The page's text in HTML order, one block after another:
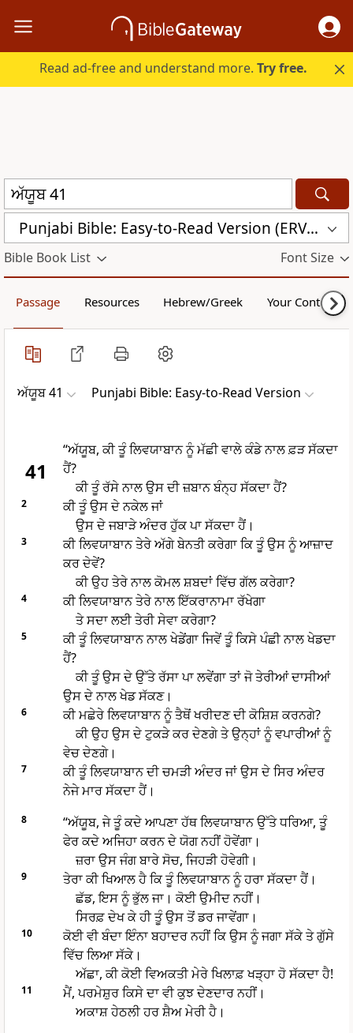
Read ad-free and understand more.Try free.
Punjabi Bible: Easy-to-Read Version (ERV-PA)
Bible Book List Font Size
Passage Resources Hebrew/Greek Your Content
ਅੱਯੂਬ 41 Punjabi Bible: Easy-to-Read Version
41
“ਅੱਯੂਬ, ਕੀ ਤੂੰ ਲਿਵਯਾਬਾਨ ਨੂੰ ਮੱਛੀ ਵਾਲੇ ਕੰਡੇ ਨਾਲ ਫ਼ੜ ਸੱਕਦਾ
ਹੈਂ?
ਕੀ ਤੂੰ ਰੱਸੇ ਨਾਲ ਉਸ ਦੀ ਜ਼ਬਾਨ ਬੰਨ੍ਹ ਸੱਕਦਾ ਹੈਂ?
2
ਕੀ ਤੂੰ ਉਸ ਦੇ ਨਕੇਲ ਜਾਂ
ਉਸ ਦੇ ਜਬਾੜੇ ਅੰਦਰ ਹੁੱਕ ਪਾ ਸੱਕਦਾ ਹੈਂ।
3
ਕੀ ਲਿਵਯਾਬਾਨ ਤੇਰੇ ਅੱਗੇ ਬੇਨਤੀ ਕਰੇਗਾ ਕਿ ਤੂੰ ਉਸ ਨੂੰ ਆਜ਼ਾਦ
ਕਰ ਦੇਵੇਂ?
ਕੀ ਉਹ ਤੇਰੇ ਨਾਲ ਕੋਮਲ ਸ਼ਬਦਾਂ ਵਿੱਚ ਗੱਲ ਕਰੇਗਾ?
4
ਕੀ ਲਿਵਯਾਬਾਨ ਤੇਰੇ ਨਾਲ ਇੱਕਰਾਨਾਮਾ ਰੱਖੇਗਾ
ਤੇ ਸਦਾ ਲਈ ਤੇਰੀ ਸੇਵਾ ਕਰੇਗਾ?
5
ਕੀ ਤੂੰ ਲਿਵਯਾਬਾਨ ਨਾਲ ਖੇਡੇਂਗਾ ਜਿਵੇਂ ਤੂੰ ਕਿਸੇ ਪੰਛੀ ਨਾਲ ਖੇਡਦਾ
ਹੈਂ?
ਕੀ ਤੂੰ ਉਸ ਦੇ ਉੱਤੇ ਰੱਸਾ ਪਾ ਲਵੇਂਗਾ ਤਾਂ ਜੋ ਤੇਰੀਆਂ ਦਾਸੀਆਂ
ਉਸ ਦੇ ਨਾਲ ਖੇਡ ਸੱਕਣ।
6
ਕੀ ਮਛੇਰੇ ਲਿਵਯਾਬਾਨ ਨੂੰ ਤੈਥੋਂ ਖਰੀਦਣ ਦੀ ਕੋਸ਼ਿਸ਼ ਕਰਨਗੇ?
ਕੀ ਉਹ ਉਸ ਦੇ ਟੁਕੜੇ ਕਰ ਦੇਣਗੇ ਤੇ ਉਨ੍ਹਾਂ ਨੂੰ ਵਪਾਰੀਆਂ ਨੂੰ
ਵੇਚ ਦੇਣਗੇ।
7
ਕੀ ਤੂੰ ਲਿਵਯਾਬਾਨ ਦੀ ਚਮੜੀ ਅੰਦਰ ਜਾਂ ਉਸ ਦੇ ਸਿਰ ਅੰਦਰ
ਨੇਜੇ ਮਾਰ ਸੱਕਦਾ ਹੈਂ।
8
“ਅੱਯੂਬ, ਜੇ ਤੂੰ ਕਦੇ ਆਪਣਾ ਹੱਥ ਲਿਵਯਾਬਾਨ ਉੱਤੇ ਧਰਿਆ, ਤੂੰ
ਫੇਰ ਕਦੇ ਅਜਿਹਾ ਕਰਨ ਦੇ ਯੋਗ ਨਹੀਂ ਹੋਵੇਂਗਾ।
ਜ਼ਰਾ ਉਸ ਜੰਗ ਬਾਰੇ ਸੋਚ, ਜਿਹੜੀ ਹੋਵੇਗੀ।
9
ਤੇਰਾ ਕੀ ਖਿਆਲ ਹੈ ਕਿ ਤੂੰ ਲਿਵਯਾਬਾਨ ਨੂੰ ਹਰਾ ਸੱਕਦਾ ਹੈਂ।
ਛੱਡ, ਇਸ ਨੂੰ ਭੁੱਲ ਜਾ। ਕੋਈ ਉਮੀਦ ਨਹੀਂ।
ਸਿਰਫ਼ ਦੇਖ ਕੇ ਹੀ ਤੂੰ ਉਸ ਤੋਂ ਡਰ ਜਾਵੇਂਗਾ।
10
ਕੋਈ ਵੀ ਬੰਦਾ ਇੰਨਾ ਬਹਾਦਰ ਨਹੀਂ ਕਿ ਉਸ ਨੂੰ ਜਗਾ ਸੱਕੇ ਤੇ ਗੁੱਸੇ
ਵਿੱਚ ਲਿਆ ਸੱਕੇ।
ਅੱਛਾ, ਕੀ ਕੋਈ ਵਿਅਕਤੀ ਮੇਰੇ ਖਿਲਾਫ਼ ਖੜ੍ਹਾ ਹੋ ਸੱਕਦਾ ਹੈ!
11
ਮੈਂ, ਪਰਮੇਸ਼ੁਰ ਕਿਸੇ ਦਾ ਵੀ ਕੁਝ ਦੇਣਦਾਰ ਨਹੀਂ।
ਅਕਾਸ਼ ਹੇਠਲੀ ਹਰ ਸ਼ੈਅ ਮੇਰੀ ਹੈ।